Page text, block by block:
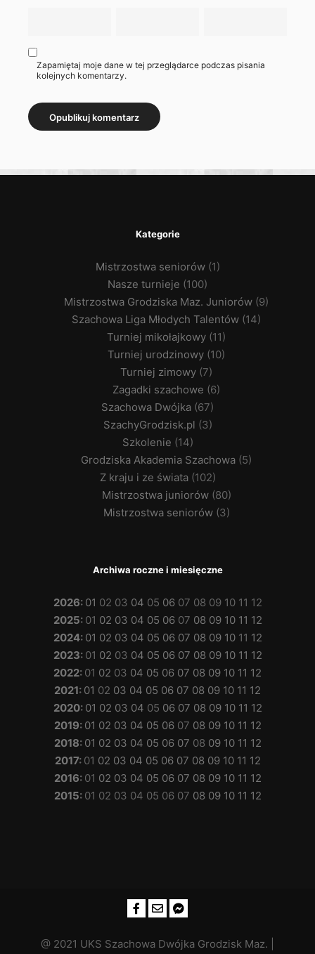
Zapamiętaj moje dane w tej przeglądarce podczas pisania
kolejnych komentarzy.
Kategorie
Mistrzostwa seniorów(1)
Nasze turnieje (100)
Mistrzostwa Grodziska Maz. Juniorów (9)
Szachowa Liga Młodych Talentów (14)
Turniej mikołajkowy (11)
Turniej urodzinowy (10)
Turniej zimowy (7)
Zagadki szachowe (6)
Szachowa Dwójka (67)
SzachyGrodzisk.pl (3)
Szkolenie (14)
Grodziska Akademia Szachowa (5)
Z kraju i ze świata(102)
Mistrzostwa juniorów(80)
Mistrzostwa seniorów(3)
Archiwa roczne i miesięczne
2026: 01 02 03 04 05 06 07 08 09 10 11 12
2025: 01 02 03 04 05 06 07 08 09 10 11 12
2024: 01 02 03 04 05 06 07 08 09 10 11 12
2023: 01 02 03 04 05 06 07 08 09 10 11 12
2022: 01 02 03 04 05 06 07 08 09 10 11 12
2021: 01 02 03 04 05 06 07 08 09 10 11 12
2020: 01 02 03 04 05 06 07 08 09 10 11 12
2019: 01 02 03 04 05 06 07 08 09 10 11 12
2018: 01 02 03 04 05 06 07 08 09 10 11 12
2017: 01 02 03 04 05 06 07 08 09 10 11 12
2016: 01 02 03 04 05 06 07 08 09 10 11 12
2015: 01 02 03 04 05 06 07 08 09 10 11 12
@ 2021 UKS Szachowa Dwójka Grodzisk Maz. |